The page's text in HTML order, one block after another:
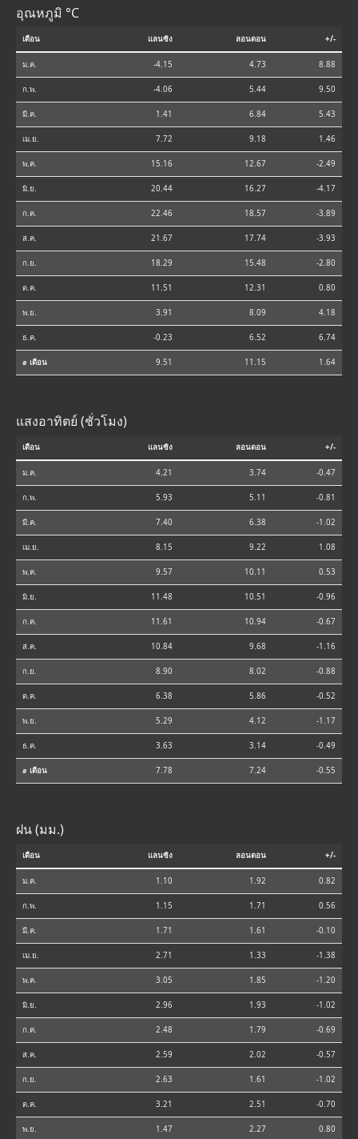
อุณหภูมิ °C
เดือน แลนซิง ลอนดอน +/-
ม.ค. -4.15 4.73 8.88
ก.พ. -4.06 5.44 9.50
มี.ค. 1.41 6.84 5.43
เม.ย. 7.72 9.18 1.46
พ.ค. 15.16 12.67 -2.49
มิ.ย. 20.44 16.27 -4.17
ก.ค. 22.46 18.57 -3.89
ส.ค. 21.67 17.74 -3.93
ก.ย. 18.29 15.48 -2.80
ต.ค. 11.51 12.31 0.80
พ.ย. 3.91 8.09 4.18
ธ.ค. -0.23 6.52 6.74
⌀ เดือน 9.51 11.15 1.64
แสงอาทิตย์ (ชั่วโมง)
เดือน แลนซิง ลอนดอน +/-
ม.ค. 4.21 3.74 -0.47
ก.พ. 5.93 5.11 -0.81
มี.ค. 7.40 6.38 -1.02
เม.ย. 8.15 9.22 1.08
พ.ค. 9.57 10.11 0.53
มิ.ย. 11.48 10.51 -0.96
ก.ค. 11.61 10.94 -0.67
ส.ค. 10.84 9.68 -1.16
ก.ย. 8.90 8.02 -0.88
ต.ค. 6.38 5.86 -0.52
พ.ย. 5.29 4.12 -1.17
ธ.ค. 3.63 3.14 -0.49
⌀ เดือน 7.78 7.24 -0.55
ฝน (มม.)
เดือน แลนซิง ลอนดอน +/-
ม.ค. 1.10 1.92 0.82
ก.พ. 1.15 1.71 0.56
มี.ค. 1.71 1.61 -0.10
เม.ย. 2.71 1.33 -1.38
พ.ค. 3.05 1.85 -1.20
มิ.ย. 2.96 1.93 -1.02
ก.ค. 2.48 1.79 -0.69
ส.ค. 2.59 2.02 -0.57
ก.ย. 2.63 1.61 -1.02
ต.ค. 3.21 2.51 -0.70
พ.ย. 1.47 2.27 0.80